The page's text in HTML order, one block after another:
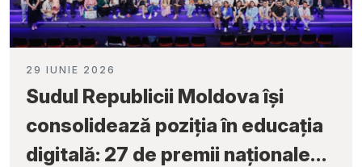
29 IUNIE 2026
Sudul Republicii Moldova își
consolidează poziția în educația
digitală: 27 de premii naționale